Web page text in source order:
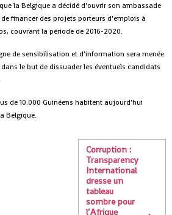
la Belgique a décidé d'ouvrir son ambassade
de financer des projets porteurs d'emplois à
couvrant la période de 2016-2020.
de sensibilisation et d'information sera menée
le but de dissuader les éventuels candidats
de 10.000 Guinéens habitent aujourd'hui
Belgique.
Corruption :
Transparency
International
dresse un
tableau
sombre pour
l’Afrique